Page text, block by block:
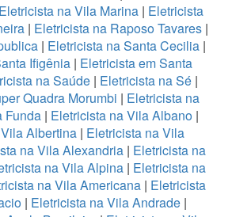
Eletricista na Vila Marina| Eletricista
| Eletricista na Raposo Tavares|
| Eletricista na Santa Cecilia|
Ifigênia | Eletricista em Santa
na Saúde| Eletricista na Sé|
Quadra Morumbi | Eletricista na
Funda| Eletricista na Vila Albano|
Albertina | Eletricista na Vila
na Vila Alexandria| Eletricista na
na Vila Alpina | Eletricista na
na Vila Americana| Eletricista
| Eletricista na Vila Andrade |